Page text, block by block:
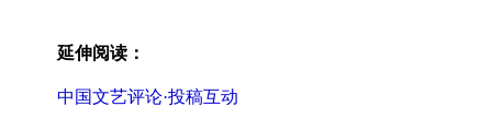
延伸阅读：
中国文艺评论·投稿互动